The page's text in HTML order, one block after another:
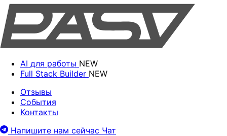
AI для работы NEW
Full Stack Builder NEW
Отзывы
События
Контакты
Напишите нам сейчас Чат